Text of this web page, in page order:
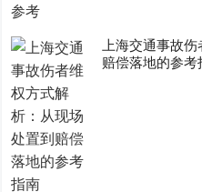
上海交通事故
赔偿落地的参考